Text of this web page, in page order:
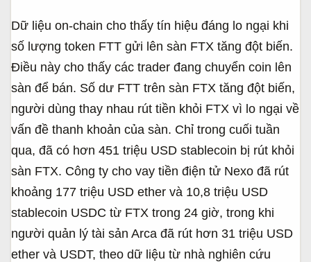
Dữ liệu on-chain cho thấy tín hiệu đáng lo ngại khi
số lượng token FTT gửi lên sàn FTX tăng đột biến.
Điều này cho thấy các trader đang chuyển coin lên
sàn để bán. Số dư FTT trên sàn FTX tăng đột biến,
người dùng thay nhau rút tiền khỏi FTX vì lo ngại về
vấn đề thanh khoản của sàn. Chỉ trong cuối tuần
qua, đã có hơn 451 triệu USD stablecoin bị rút khỏi
sàn FTX. Công ty cho vay tiền điện tử Nexo đã rút
khoảng 177 triệu USD ether và 10,8 triệu USD
stablecoin USDC từ FTX trong 24 giờ, trong khi
người quản lý tài sản Arca đã rút hơn 31 triệu USD
ether và USDT, theo dữ liệu từ nhà nghiên cứu